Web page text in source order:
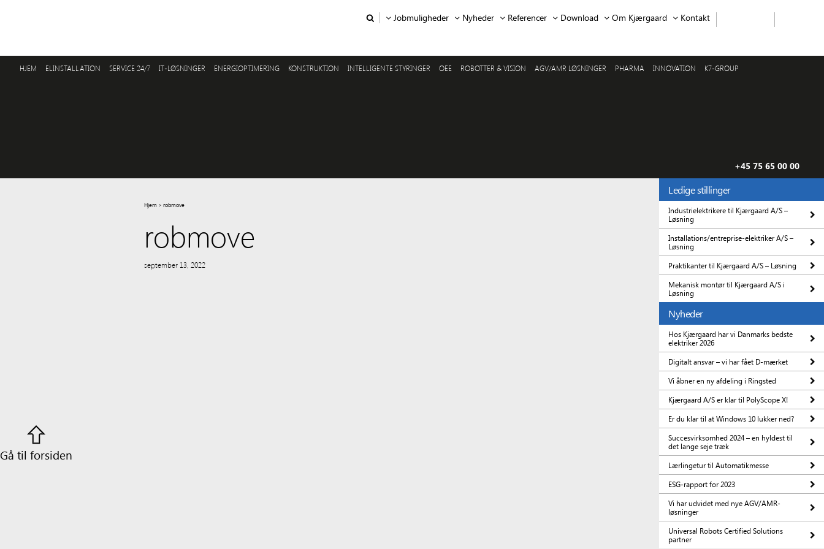
Jobmuligheder Nyheder Referencer Download Om Kjærgaard Kontakt
HJEM ELINSTALLATION SERVICE 24/7 IT-LØSNINGER ENERGIOPTIMERING KONSTRUKTION INTELLIGENTE STYRINGER OEE ROBOTTER & VISION AGV/AMR LØSNINGER PHARMA INNOVATION K7-GROUP
+45 75 65 00 00
Gå til forsiden
Hjem > robmove
robmove
september 13, 2022
Ledige stillinger
Industrielektrikere til Kjærgaard A/S –
Løsning
Installations/entreprise-elektriker A/S –
Løsning
Praktikanter til Kjærgaard A/S – Løsning
Mekanisk montør til Kjærgaard A/S i
Løsning
Nyheder
Hos Kjærgaard har vi Danmarks bedste
elektriker 2026
Digitalt ansvar – vi har fået D-mærket
Vi åbner en ny afdeling i Ringsted
Kjærgaard A/S er klar til PolyScope X!
Er du klar til at Windows 10 lukker ned?
Succesvirksomhed 2024 – en hyldest til
det lange seje træk
Lærlingetur til Automatikmesse
ESG-rapport for 2023
Vi har udvidet med nye AGV/AMR-
løsninger
Universal Robots Certified Solutions
partner